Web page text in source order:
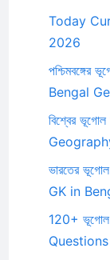
Today
2026
Bengal
বিশ্বের
ভারতের
GK in
120+